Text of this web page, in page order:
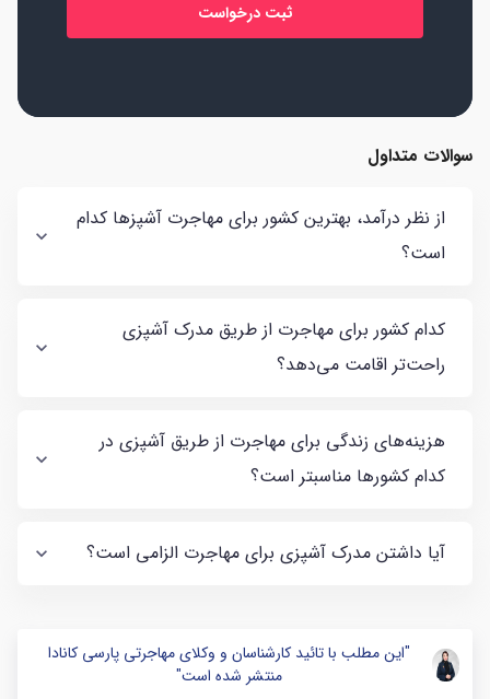
سوالات متداول
از نظر درآمد، بهترین کشور برای مهاجرت آشپزها کدام
است؟
کدام کشور برای مهاجرت از طریق مدرک آشپزی
راحت‌تر اقامت می‌دهد؟
هزینه‌های زندگی برای مهاجرت از طریق آشپزی در
کدام کشورها مناسبتر است؟
آیا داشتن مدرک آشپزی برای مهاجرت الزامی است؟
"این مطلب با تائید کارشناسان و وکلای مهاجرتی پارسی کانادا
منتشر شده است"